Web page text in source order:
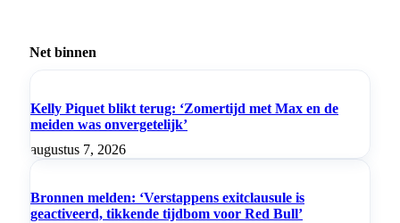
Net binnen
Kelly Piquet blikt terug: ‘Zomertijd met Max en de
meiden was onvergetelijk’
augustus 7, 2026
Bronnen melden: ‘Verstappens exitclausule is
geactiveerd, tikkende tijdbom voor Red Bull’